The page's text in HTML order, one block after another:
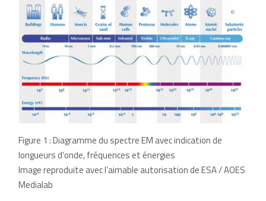
Figure 1 : Diagramme du spectre EM avec indication de
longueurs d’onde, fréquences et énergies
Image reproduite avec l’aimable autorisation de ESA / AOES
Medialab